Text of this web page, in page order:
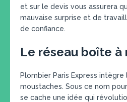
et sur le devis vous assurera
mauvaise surprise et de
de confiance.
Le réseau boîte à
Plombier Paris Express
moustaches. Sous ce nom
se cache une idée qui